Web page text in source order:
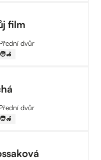
film
dvůr
🧑‍🦽
dvůr
🧑‍🦽